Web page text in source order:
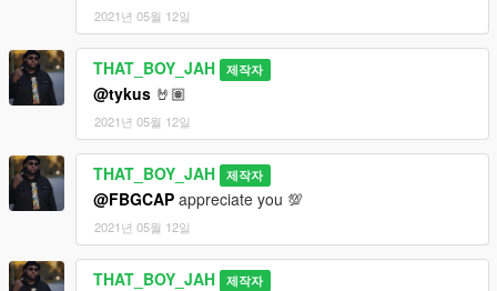
2021년 05월 12일
THAT_BOY_JAH 제작자
@tykus 🤘🏽
2021년 05월 12일
THAT_BOY_JAH 제작자
@FBGCAP appreciate you 💯
2021년 05월 12일
THAT_BOY_JAH 제작자